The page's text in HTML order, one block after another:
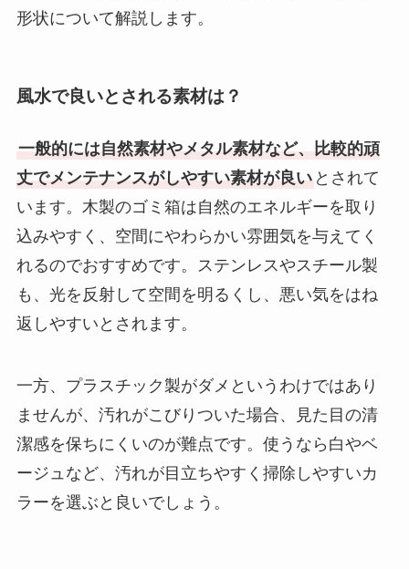
形状について解説します。
風水で良いとされる素材は？
一般的には自然素材やメタル素材など、比較的頑
丈でメンテナンスがしやすい素材が良い とされて
います。木製のゴミ箱は自然のエネルギーを取り
込みやすく、空間にやわらかい雰囲気を与えてく
れるのでおすすめです。ステンレスやスチール製
も、光を反射して空間を明るくし、悪い気をはね
返しやすいとされます。
一方、プラスチック製がダメというわけではあり
ませんが、汚れがこびりついた場合、見た目の清
潔感を保ちにくいのが難点です。使うなら白やベ
ージュなど、汚れが目立ちやすく掃除しやすいカ
ラーを選ぶと良いでしょう。